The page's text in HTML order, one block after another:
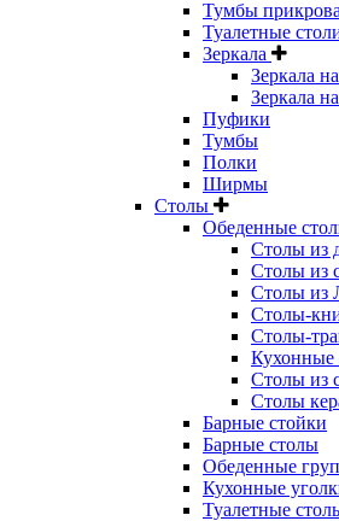
Тумбы
Туалетные
Зеркала
Зеркала
Зеркала
Пуфики
Тумбы
Полки
Ширмы
Столы
Обеденные
Столы из
Столы из
Столы
Столы-
Столы-
Кухонные
Столы из
Столы
Барные стойки
Барные столы
Обеденные
Кухонные
Туалетные